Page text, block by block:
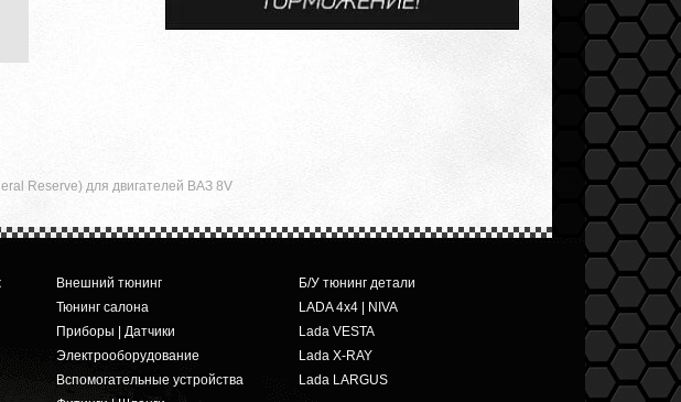
Reserve) для двигателей ВАЗ 8V
Внешний тюнинг
Тюнинг салона
Приборы | Датчики
Электрооборудование
Вспомогательные устройства
Б/У тюнинг детали
LADA 4x4 | NIVA
Lada VESTA
Lada X-RAY
Lada LARGUS